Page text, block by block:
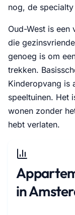
nog, de
Oud-West is een
die
genoeg is om
trekken.
Kinderopvang is
speeltuinen. Het
wonen zonder
hebt verlaten.
in